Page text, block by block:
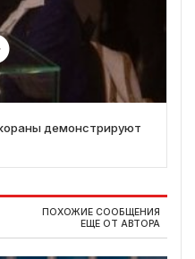
демонстрируют
ПОХОЖИЕ СООБЩЕНИЯ
ЕЩЕ ОТ АВТОРА